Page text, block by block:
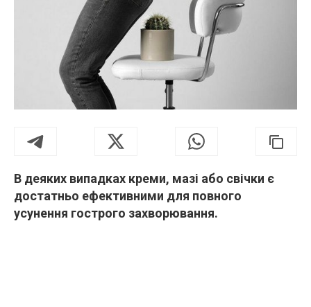
В деяких випадках креми, мазі або свічки є
достатньо ефективними для повного
усунення гострого захворювання.